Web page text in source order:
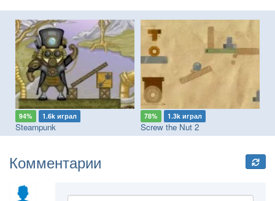
94% 1.6k играл
Steampunk
78% 1.3k играл
Screw the Nut 2
Комментарии